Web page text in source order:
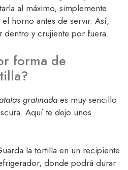
al máximo, simplemente
horno antes de servir. Así,
dentro y crujiente por fuera.
forma de
gratinada es muy sencillo
Aquí te dejo unos
la tortilla en un recipiente
donde podrá durar